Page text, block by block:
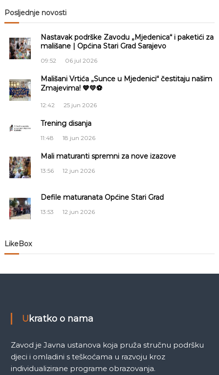
i
g
a
c
a
č
a
n
Posljednje novosti
Nastavak podrške Zavodu „Mjedenica“ i paketići za
mališane | Općina Stari Grad Sarajevo
09:52 06 jul 2026
Mališani Vrtića „Sunce u Mjedenici“ čestitaju našim
Zmajevima! 💙💛⚽
12:42 25 jun 2026
Trening disanja
11:48 18 jun 2026
Mali maturanti spremni za nove izazove
13:56 12 jun 2026
Defile maturanata Općine Stari Grad
13:53 12 jun 2026
LikeBox
Ukratko o nama
Zavod je Javna ustanova koja pruža stručnu podršku
djeci i omladini s teškoćama u razvoju kroz
individualizirane programe obrazovanja.